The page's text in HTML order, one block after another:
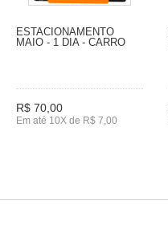
ESTACIONAMENTO
MAIO - 1 DIA - CARRO
R$ 70,00
Em até 10X de R$ 7,00